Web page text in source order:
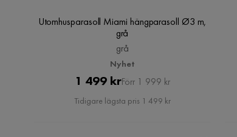
Utomhusparasoll Miami hängparasoll Ø3 m,
grå
grå
Nyhet
Pris
1 499 krOriginal
Pris
Förr 1 999 kr
Tidigare lägsta pris 1 499 kr